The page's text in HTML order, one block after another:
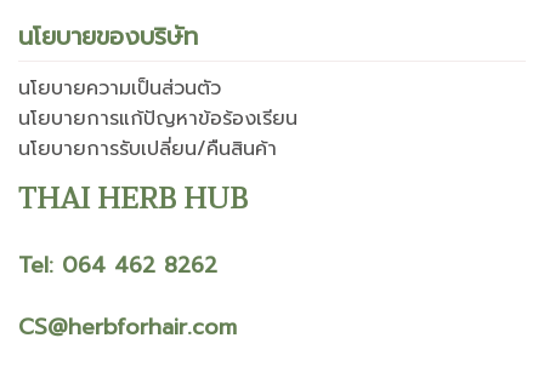
นโยบายของบริษัท
นโยบายความเป็นส่วนตัว
นโยบายการแก้ปัญหาข้อร้องเรียน
นโยบายการรับเปลี่ยน/คืนสินค้า
THAI HERB HUB
Tel: 064 462 8262
CS@herbforhair.com